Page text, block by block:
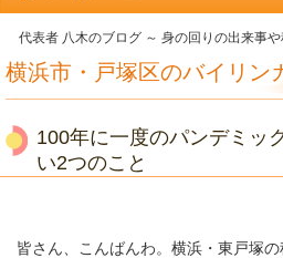
代表者 八木のブログ ～ 身の回りの出来事や
横浜市・戸塚区のバイリン
100年に一度のパンデミッ
い2つのこと
皆さん、こんばんわ。横浜・東戸塚の